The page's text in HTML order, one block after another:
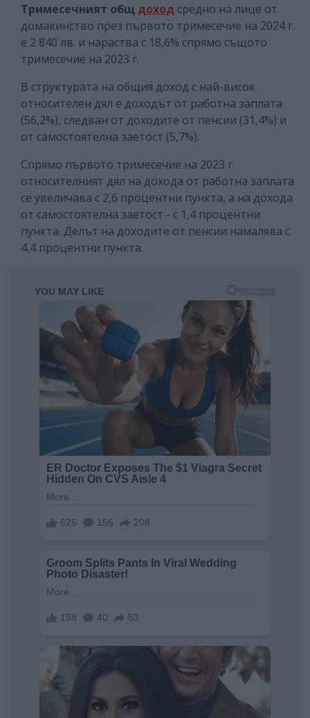
Тримесечният общ доход средно на лице от
домакинство през първото тримесечие на 2024 г.
е 2 840 лв. и нараства с 18,6% спрямо същото
тримесечие на 2023 г.
В структурата на общия доход с най-висок
относителен дял е доходът от работна заплата
(56,2%), следван от доходите от пенсии (31,4%) и
от самостоятелна заетост (5,7%).
Спрямо първото тримесечие на 2023 г.
относителният дял на дохода от работна заплата
се увеличава с 2,6 процентни пункта, а на дохода
от самостоятелна заетост - с 1,4 процентни
пункта. Делът на доходите от пенсии намалява с
4,4 процентни пункта.